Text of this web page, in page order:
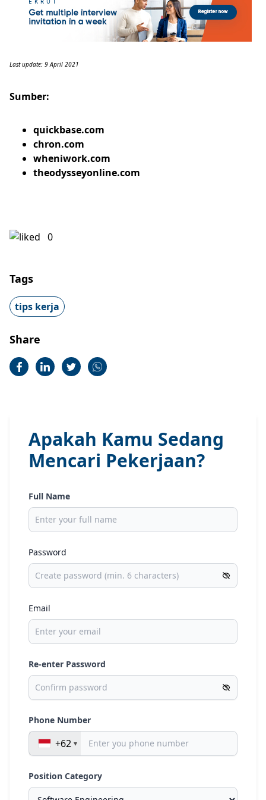
Last update: 9 April 2021
Sumber:
quickbase.com
chron.com
wheniwork.com
theodysseyonline.com
0
Tags
tips kerja
Share
Apakah Kamu Sedang
Mencari Pekerjaan?
Full Name
Password
Email
Re-enter Password
Phone Number
+62
Position Category